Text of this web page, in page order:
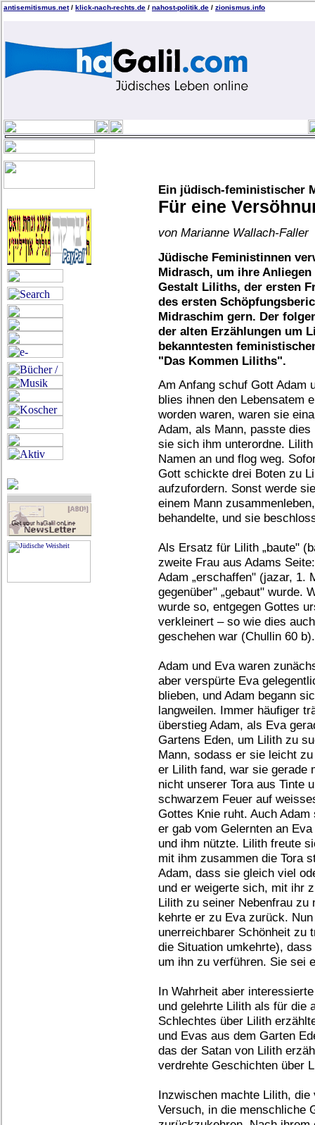
antisemitismus.net/ klick-nach-rechts.de / nahost-politik.de / zionismus.info
Ein jüdisch-feministischer
Für eine
von Marianne Wallach-Faller
Jüdische Feministinnen
Midrasch, um ihre
Gestalt Liliths, der ersten
des ersten
Midraschim gern. Der
der alten Erzählungen um
bekanntesten
"Das Kommen Liliths".
Am Anfang schuf Gott Adam
blies ihnen den Lebensatem
worden waren, waren sie
Adam, als Mann, passte
sie sich ihm unterordne.
Namen an und flog weg.
Gott schickte drei Boten zu
aufzufordern. Sonst werde
einem Mann
behandelte, und sie
Als Ersatz für Lilith „baute"
zweite Frau aus Adams
Adam „erschaffen" (jazar, 1.
gegenüber" „gebaut" wurde.
wurde so, entgegen Gottes
verkleinert – so wie dies
geschehen war (Chullin 60 b).
Adam und Eva waren
aber verspürte Eva
blieben, und Adam begann
langweilen. Immer häufiger
überstieg Adam, als Eva
Gartens Eden, um Lilith zu
Mann, sodass er sie leicht
er Lilith fand, war sie gerade
nicht unserer Tora aus Tinte
schwarzem Feuer auf
Gottes Knie ruht. Auch
er gab vom Gelernten an
und ihm nützte. Lilith freute
mit ihm zusammen die Tora
Adam, dass sie gleich viel
und er weigerte sich, mit ihr
Lilith zu seiner Nebenfrau zu
kehrte er zu Eva zurück.
unerreichbarer Schönheit zu
die Situation umkehrte),
um ihn zu verführen. Sie sei
In Wahrheit aber
und gelehrte Lilith als für die
Schlechtes über Lilith
und Evas aus dem Garten
das der Satan von Lilith
verdrehte Geschichten über
Inzwischen machte Lilith,
Versuch, in die menschliche